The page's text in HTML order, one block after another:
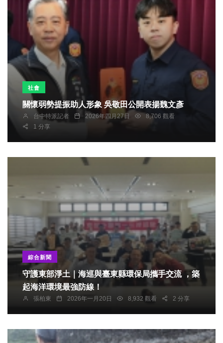
社會
關懷弱勢提振助人形象 吳敬田公開表揚魏文彥
台中特派記者 2026年四月27日
8,706 觀看
1 分享
綜合新聞
守護東部淨土｜海巡與臺東縣環保局攜手交流 ，築
起海洋環境最強防線！
張柏東 2026年一月20日 8,932 觀看 2 分享